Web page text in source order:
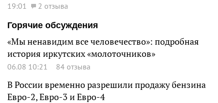
19:01
2 отзыва
Горячие обсуждения
«Мы ненавидим все человечество»: подробная
история иркутских «молоточников»
06.08 10:21 84 отзыва
В России временно разрешили продажу бензина
Евро-2, Евро-3 и Евро-4